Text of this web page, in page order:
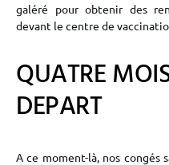
galéré pour obtenir des
devant le centre de
QUATRE
DEPART
A ce moment-là, nos congés